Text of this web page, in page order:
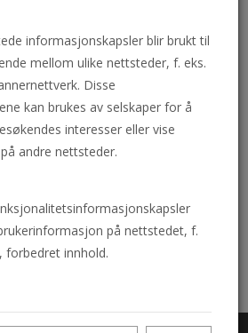
Download PDF
tom. Se i litteraturbiblioteket og
i handlekurven din.
informasjonskapsler blir brukt til
mellom ulike nettsteder, f. eks.
Disse
kan brukes av selskaper for å
interesser eller vise
andre nettsteder.
på nettstedet, f.
forbedret innhold.